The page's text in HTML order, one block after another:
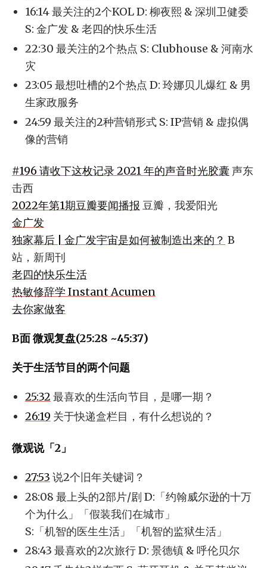
16:14 最关注的2个KOL D: 柳夜熙 & 深圳卫健委
S: 金广发 & 老四的快乐生活
22:30 最关注的2个热点 S: Clubhouse & 河南水
灾
23:05 最想吐槽的2个热点 D: 玲娜贝儿爆红 & 男
生家政服务
24:59 最关注的2种营销形式 S: IP营销 & 虚拟偶
像的营销
#196 请收下这枚记录 2021 年的声音时光胶囊 声东
击西
2022年第1期豆瓣要闻播报 豆瓣，我爱阳光
金广发
独家幕后 | 金广发宇宙是如何被制造出来的？ B
站，新周刊
老四的快乐生活
热敏修辞学 Instant Acumen
去你家做客
B面 微观复盘(25:28 ~45:37)
关于生活节目的两个问题
25:32 最喜欢的生活向节目，是哪一期？
26:19 关于快递盒栏目，有什么想说的？
微观说「2」
27:53 说2个旧年关键词？
28:08 最上头的2部片/剧 D:「约翰威尔逊的十万
个为什么」「假装我们在城市」
S:「机智的医生生活」「机智的监狱生活」
28:43 最喜欢的2次旅行 D: 景德镇 & 呼伦贝尔